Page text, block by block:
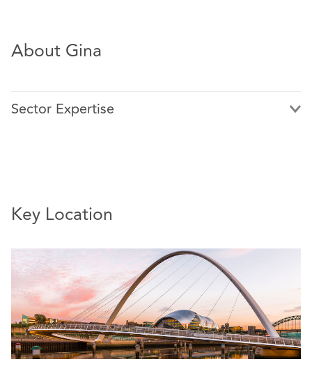
About Gina
Sector Expertise
Key Location